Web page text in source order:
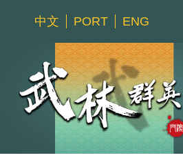
中文 PORT ENG